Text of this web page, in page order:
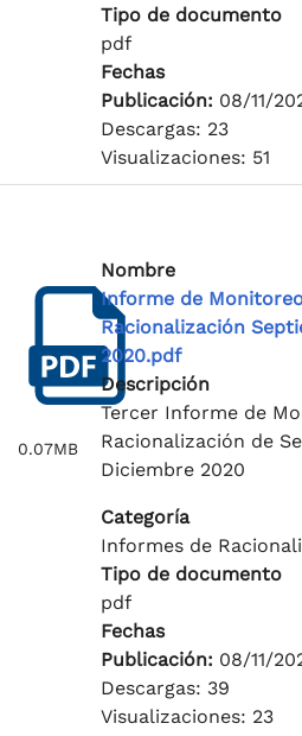
Tipo de documento
pdf
Fechas
Publicación: 08/11/
Descargas: 23
Visualizaciones: 51
0.07MB
Nombre
Informe de
Racionalización
2020.pdf
Descripción
Tercer Informe de
Racionalización de
Diciembre 2020
Categoría
Informes de
Tipo de documento
pdf
Fechas
Publicación: 08/11/
Descargas: 39
Visualizaciones: 23